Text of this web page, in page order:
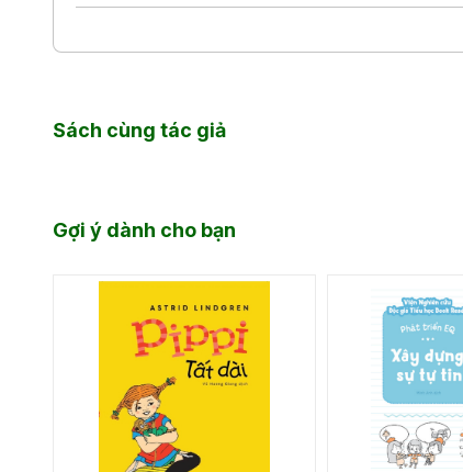
Sách cùng tác giả
Gợi ý dành cho bạn